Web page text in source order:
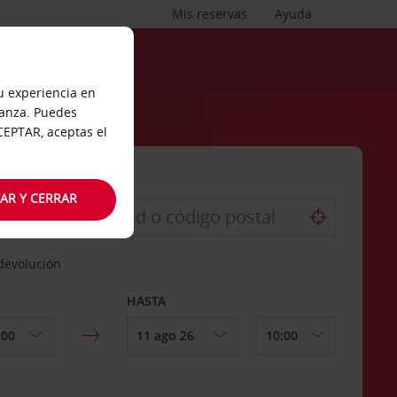
Ayuda
Mis reservas
HASTA
experiencia en
Puedes
aceptas el
Y CERRAR